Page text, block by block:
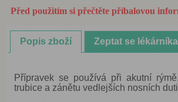
Před použitím si přečtěte příbalovou
Popis zboží Zeptat se lékárníka
Přípravek se používá při akutní
trubice a zánětu vedlejších nosních